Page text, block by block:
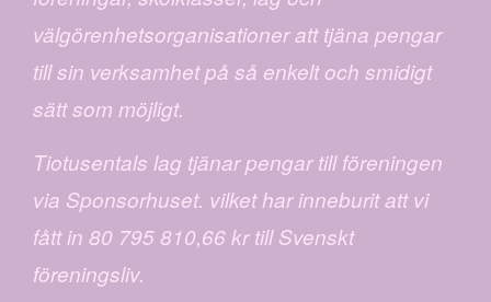
välgörenhetsorganisationer att tjäna pengar
till sin verksamhet på så enkelt och smidigt
sätt som möjligt.
Tiotusentals lag tjänar pengar till föreningen
via Sponsorhuset. vilket har inneburit att vi
fått in 80 795 810,66 kr till Svenskt
föreningsliv.